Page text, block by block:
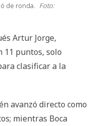
de ronda. Foto:
Artur Jorge,
11 puntos, solo
clasificar a la
avanzó directo como
mientras Boca